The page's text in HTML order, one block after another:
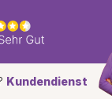
Kundendienst